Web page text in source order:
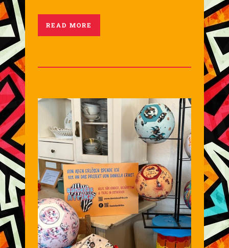
READ MORE